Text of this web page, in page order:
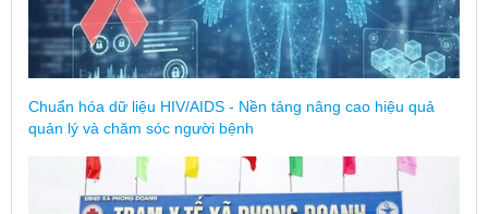
Chuẩn hóa dữ liệu HIV/AIDS - Nền tảng nâng cao hiệu quả
quản lý và chăm sóc người bệnh